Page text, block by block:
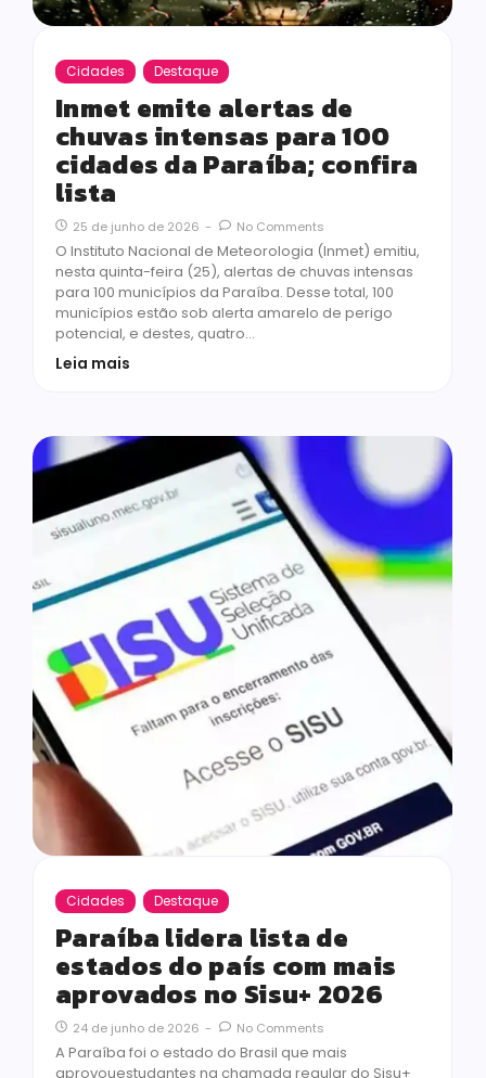
Cidades Destaque
Inmet emite alertas de
chuvas intensas para 100
cidades da Paraíba; confira
lista
25 de junho de 2026 - No Comments
O Instituto Nacional de Meteorologia (Inmet) emitiu,
nesta quinta-feira (25), alertas de chuvas intensas
para 100 municípios da Paraíba. Desse total, 100
municípios estão sob alerta amarelo de perigo
potencial, e destes, quatro…
Leia mais
Cidades Destaque
Paraíba lidera lista de
estados do país com mais
aprovados no Sisu+ 2026
24 de junho de 2026 - No Comments
A Paraíba foi o estado do Brasil que mais
aprovouestudantes na chamada regular do Sisu+